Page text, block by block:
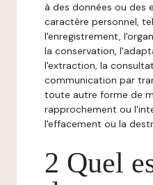
à des données ou des
caractère personnel,
l'enregistrement,
la conservation,
l'extraction, la
communication par
toute autre forme de
rapprochement ou
l'effacement ou la
2 Quel